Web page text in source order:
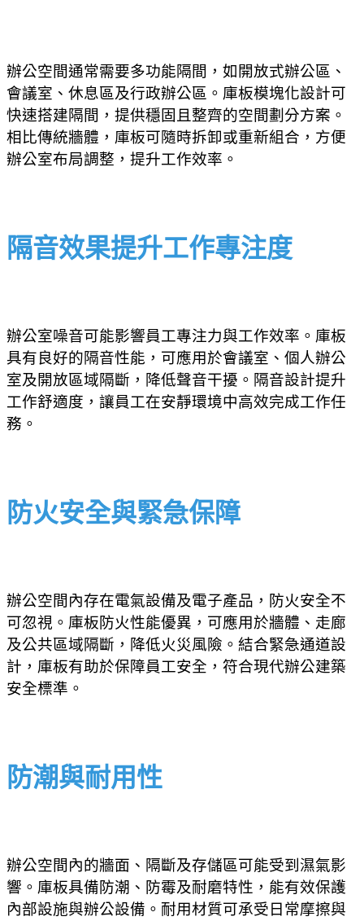
辦公空間通常需要多功能隔間，如開放式辦公區、
會議室、休息區及行政辦公區。庫板模塊化設計可
快速搭建隔間，提供穩固且整齊的空間劃分方案。
相比傳統牆體，庫板可隨時拆卸或重新組合，方便
辦公室布局調整，提升工作效率。
隔音效果提升工作專注度
辦公室噪音可能影響員工專注力與工作效率。庫板
具有良好的隔音性能，可應用於會議室、個人辦公
室及開放區域隔斷，降低聲音干擾。隔音設計提升
工作舒適度，讓員工在安靜環境中高效完成工作任
務。
防火安全與緊急保障
辦公空間內存在電氣設備及電子產品，防火安全不
可忽視。庫板防火性能優異，可應用於牆體、走廊
及公共區域隔斷，降低火災風險。結合緊急通道設
計，庫板有助於保障員工安全，符合現代辦公建築
安全標準。
防潮與耐用性
辦公空間內的牆面、隔斷及存儲區可能受到濕氣影
響。庫板具備防潮、防霉及耐磨特性，能有效保護
內部設施與辦公設備。耐用材質可承受日常摩擦與